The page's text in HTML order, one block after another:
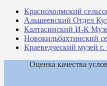
Краснохолмский
Альшеевский Отдел
Калтасинский И-К
Новокильбахтинский
Краеведческий музей
Оценка качества